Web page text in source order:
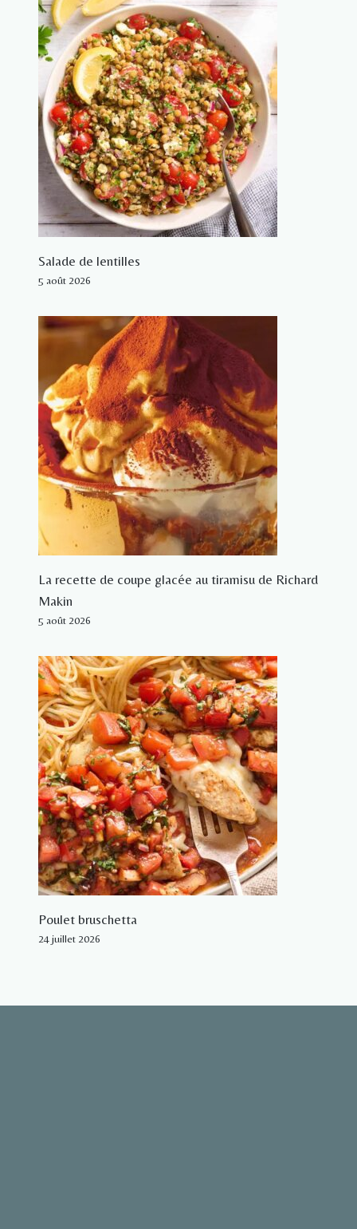
Salade de lentilles
5 août 2026
La recette de coupe glacée au tiramisu de Richard
Makin
5 août 2026
Poulet bruschetta
24 juillet 2026